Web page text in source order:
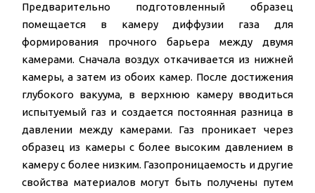
Предварительно подготовленный образец
помещается в камеру диффузии газа для
формирования прочного барьера между двумя
камерами. Сначала воздух откачивается из нижней
камеры, а затем из обоих камер. После достижения
глубокого вакуума, в верхнюю камеру вводиться
испытуемый газ и создается постоянная разница в
давлении между камерами. Газ проникает через
образец из камеры с более высоким давлением в
камеру с более низким. Газопроницаемость и другие
свойства материалов могут быть получены путем